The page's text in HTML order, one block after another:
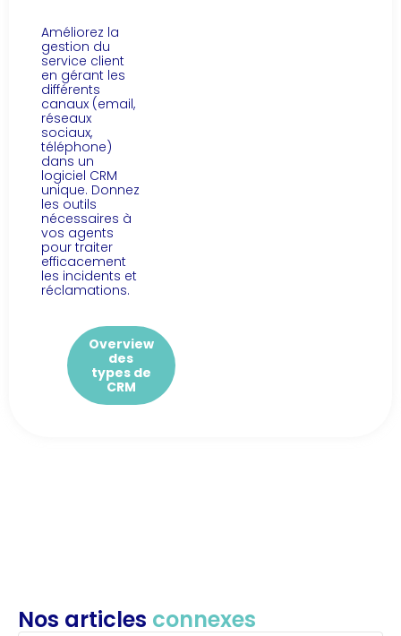
Améliorez la
gestion du
service client
en gérant les
différents
canaux (email,
réseaux
sociaux,
téléphone)
dans un
logiciel CRM
unique. Donnez
les outils
nécessaires à
vos agents
pour traiter
efficacement
les incidents et
réclamations.
Overview
des
types de
CRM
Nos articles connexes